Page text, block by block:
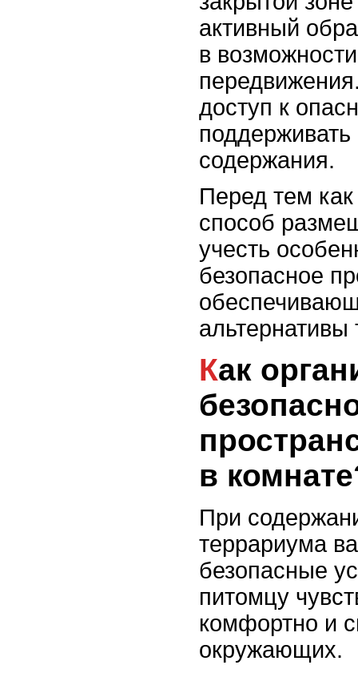
активный
в
доступ к
содержания.
Перед тем
способ
учесть
безопасное
альтернативы
Как организовать
в
При
террариума
безопасные
питомцу
комфортно и
окружающих.